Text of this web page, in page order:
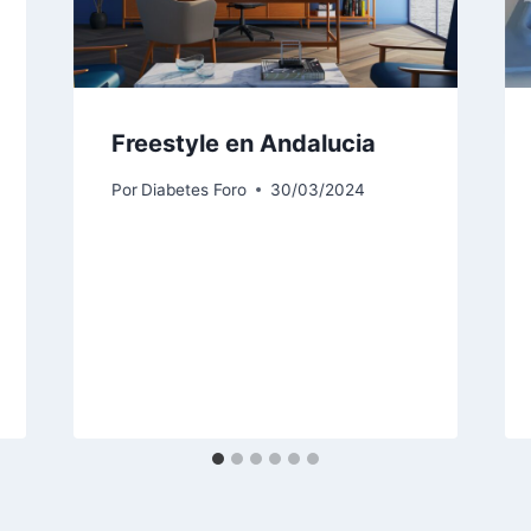
Freestyle en Andalucia
Por Diabetes Foro 30/03/2024